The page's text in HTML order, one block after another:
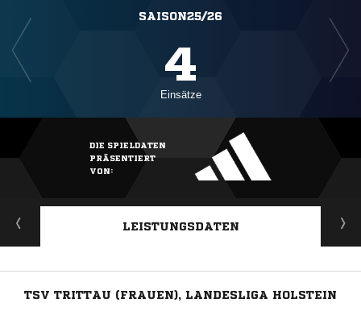
SAISON25/26
4
Einsätze
DIE SPIELDATEN
PRÄSENTIERT
VON:
LEISTUNGSDATEN
TSV TRITTAU (FRAUEN), LANDESLIGA HOLSTEIN